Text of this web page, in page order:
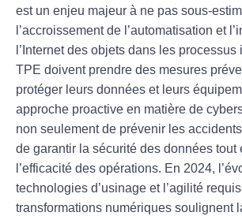
est un enjeu majeur à ne pas sous-
l’accroissement de l’automatisation et
l’ Internet des objets dans les processus
TPE doivent prendre des mesures
protéger leurs données et leurs
approche proactive en matière de
non seulement de prévenir les accidents
de garantir la sécurité des données tout
l’efficacité des opérations. En 2024,
technologies d’usinage et l’agilité
transformations numériques soulignent